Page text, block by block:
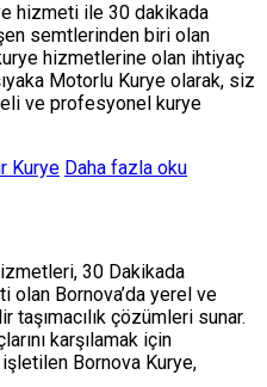
hizmeti ile 30 dakikada
semtlerinden biri olan
hizmetlerine olan ihtiyaç
Motorlu Kurye olarak, siz
ve profesyonel kurye
Kurye Daha fazla oku
30 Dakikada
olan Bornova’da yerel ve
taşımacılık çözümleri sunar.
karşılamak için
Bornova Kurye,